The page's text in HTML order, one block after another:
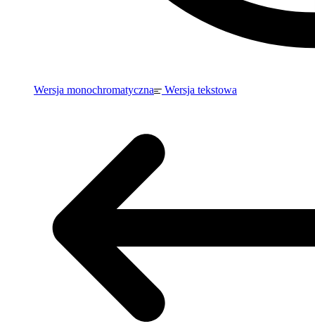
Wersja monochromatyczna Wersja tekstowa